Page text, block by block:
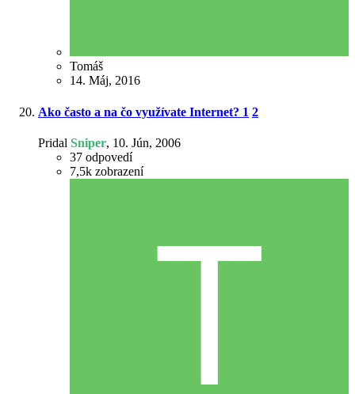
Tomáš
14. Máj, 2016
Ako často a na čo využívate Internet? 1 2
Pridal Sniper, 10. Jún, 2006
37 odpovedí
7,5k zobrazení